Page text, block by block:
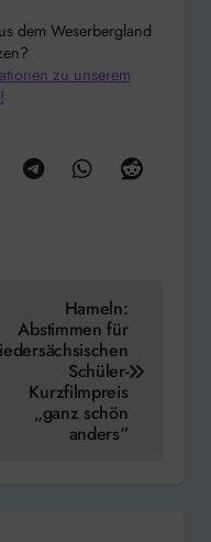
dem Weserbergland
zu unserem
Hameln:
Abstimmen für
Schüler-
Kurzfilmpreis
„ganz schön
anders“